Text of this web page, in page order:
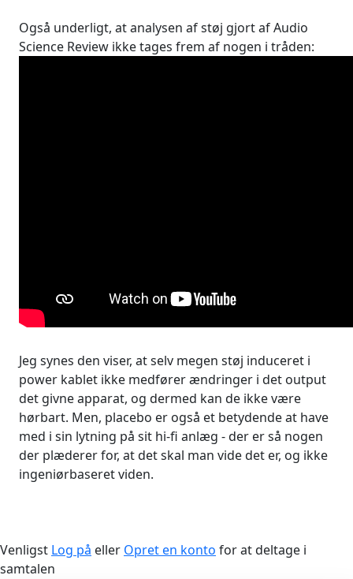
Også underligt, at analysen af støj gjort af Audio
Science Review ikke tages frem af nogen i tråden:
Jeg synes den viser, at selv megen støj induceret i
power kablet ikke medfører ændringer i det output
det givne apparat, og dermed kan de ikke være
hørbart. Men, placebo er også et betydende at have
med i sin lytning på sit hi-fi anlæg - der er så nogen
der plæderer for, at det skal man vide det er, og ikke
ingeniørbaseret viden.
Venligst Log på eller Opret en konto for at deltage i
samtalen